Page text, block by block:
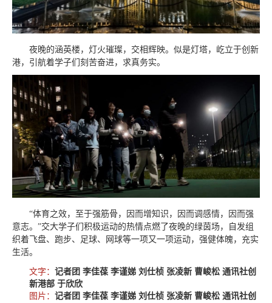
夜晚的涵英楼，灯火璀璨，交相辉映。似是灯塔，屹立于创新
港，引航着学子们刻苦奋进，求真务实。
“体育之效，至于强筋骨，因而增知识，因而调感情，因而强
意志。”交大学子们积极运动的热情点燃了夜晚的绿茵场，自发组
织着飞盘、跑步、足球、网球等一项又一项运动，强健体魄，充实
生活。
文字： 记者团 李佳葆 李谨娣 刘仕桢 张凌新 曹峻松 通讯社创
新港部 于欣欣
图片： 记者团 李佳葆 李谨娣 刘仕桢 张凌新 曹峻松 通讯社创